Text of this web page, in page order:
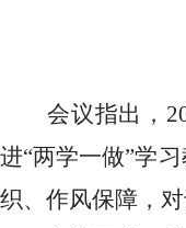
会议指出，
进“两学一做”学
织、作风保障，